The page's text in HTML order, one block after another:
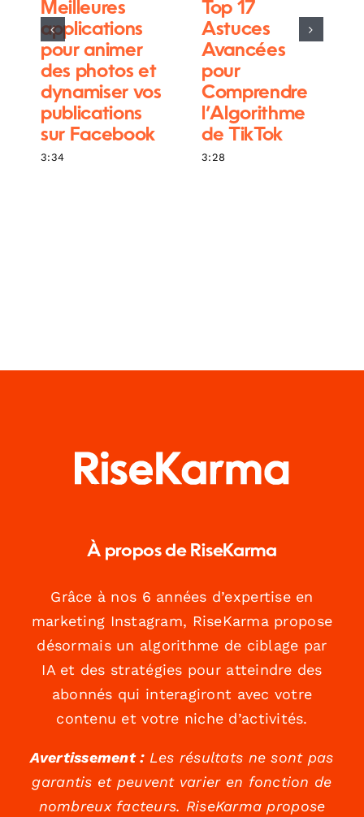
Meilleures
applications
pour animer
des photos et
dynamiser vos
publications
sur Facebook
3:34
Top 17
Astuces
Avancées
pour
Comprendre
l’Algorithme
de TikTok
3:28
À propos de RiseKarma
Grâce à nos 6 années d’expertise en
marketing Instagram, RiseKarma propose
désormais un algorithme de ciblage par
IA et des stratégies pour atteindre des
abonnés qui interagiront avec votre
contenu et votre niche d’activités.
Avertissement :Les résultats ne sont pas
garantis et peuvent varier en fonction de
nombreux facteurs. RiseKarma propose